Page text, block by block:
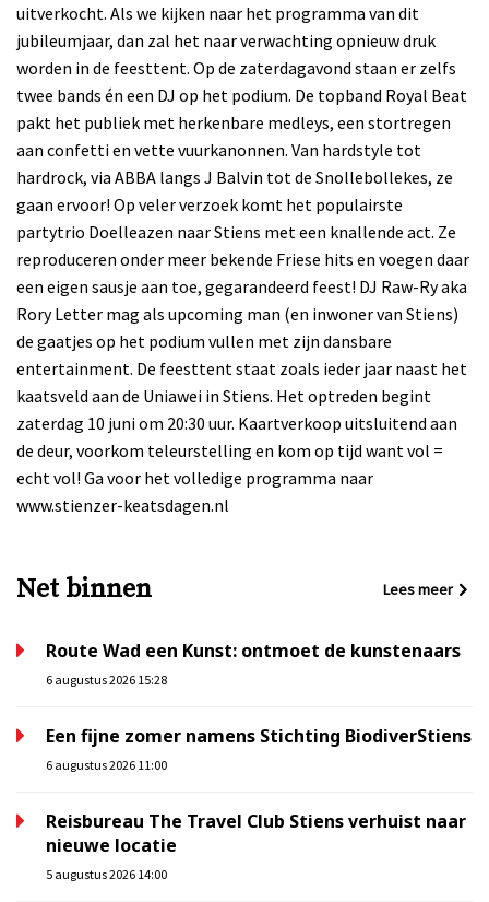
uitverkocht. Als we kijken naar het programma van dit
jubileumjaar, dan zal het naar verwachting opnieuw druk
worden in de feesttent. Op de zaterdagavond staan er zelfs
twee bands én een DJ op het podium. De topband Royal Beat
pakt het publiek met herkenbare medleys, een stortregen
aan confetti en vette vuurkanonnen. Van hardstyle tot
hardrock, via ABBA langs J Balvin tot de Snollebollekes, ze
gaan ervoor! Op veler verzoek komt het populairste
partytrio Doelleazen naar Stiens met een knallende act. Ze
reproduceren onder meer bekende Friese hits en voegen daar
een eigen sausje aan toe, gegarandeerd feest! DJ Raw-Ry aka
Rory Letter mag als upcoming man (en inwoner van Stiens)
de gaatjes op het podium vullen met zijn dansbare
entertainment. De feesttent staat zoals ieder jaar naast het
kaatsveld aan de Uniawei in Stiens. Het optreden begint
zaterdag 10 juni om 20:30 uur. Kaartverkoop uitsluitend aan
de deur, voorkom teleurstelling en kom op tijd want vol =
echt vol! Ga voor het volledige programma naar
www.stienzer-keatsdagen.nl
Net binnen Lees meer
Route Wad een Kunst: ontmoet de kunstenaars
6 augustus 2026 15:28
Een fijne zomer namens Stichting BiodiverStiens
6 augustus 2026 11:00
Reisbureau The Travel Club Stiens verhuist naar
nieuwe locatie
5 augustus 2026 14:00